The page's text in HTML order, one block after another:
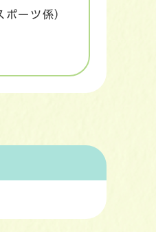
ーツ係）